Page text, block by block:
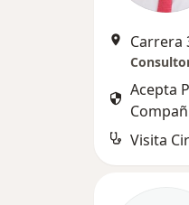
Acepta
Visita